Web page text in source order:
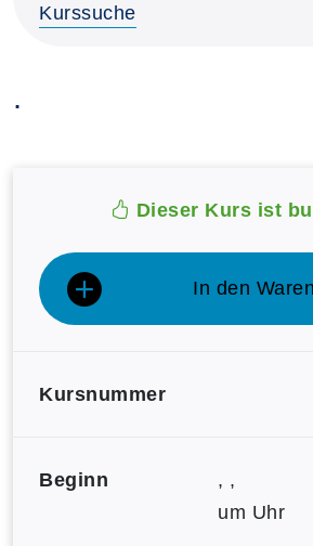
Kurssuche
.
Dieser Kurs ist
In den
Kursnummer
Beginn
, ,
um Uhr